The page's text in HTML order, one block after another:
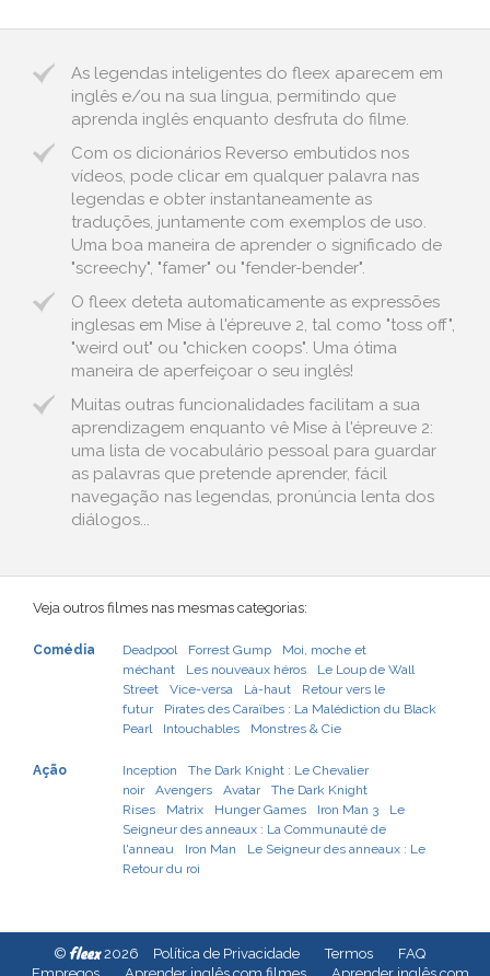
As legendas inteligentes do fleex aparecem em
inglês e/ou na sua língua, permitindo que
aprenda inglês enquanto desfruta do filme.
Com os dicionários Reverso embutidos nos
vídeos, pode clicar em qualquer palavra nas
legendas e obter instantaneamente as
traduções, juntamente com exemplos de uso.
Uma boa maneira de aprender o significado de
"screechy", "famer" ou "fender-bender".
O fleex deteta automaticamente as expressões
inglesas em Mise à l'épreuve 2, tal como "toss off",
"weird out" ou "chicken coops". Uma ótima
maneira de aperfeiçoar o seu inglês!
Muitas outras funcionalidades facilitam a sua
aprendizagem enquanto vê Mise à l'épreuve 2:
uma lista de vocabulário pessoal para guardar
as palavras que pretende aprender, fácil
navegação nas legendas, pronúncia lenta dos
diálogos...
Veja outros filmes nas mesmas categorias:
Comédia Deadpool Forrest Gump
Moi, moche et
méchant
Les nouveaux héros
Le Loup de Wall
Street
Vice-versa Là-haut
Retour vers le
futur
Pirates des Caraïbes : La Malédiction du Black
Pearl
Intouchables Monstres & Cie
Ação Inception
The Dark Knight : Le Chevalier
noir
Avengers Avatar
The Dark Knight
Rises
Matrix Hunger Games Iron Man 3
Le
Seigneur des anneaux : La Communauté de
l'anneau
Iron Man
Le Seigneur des anneaux : Le
Retour du roi
© fleex2026 Política de Privacidade Termos
FAQ